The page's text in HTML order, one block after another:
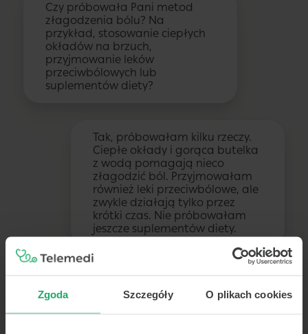
Zgoda Szczegóły O plikach cookies
Czy próbowała Pani metod
złagodzenia bólu? Na
przykład, stosowanie ciepłych
okładów na brzuch,
przyjmowanie leków
przeciwbólowych lub
suplementów diety?
Tak, próbowałam kilku rzeczy.
Ciepłe okłady i gorąca butelka
z wodą pomagają nieco
złagodzić ból. Przyjmowałam
również leki przeciwbólowe, ale
zwykle działają tylko przez
krótki czas. Nie próbowałam
jeszcze suplementów diety.
Warto byłoby rozważyć różne
metody leczenia. Możemy